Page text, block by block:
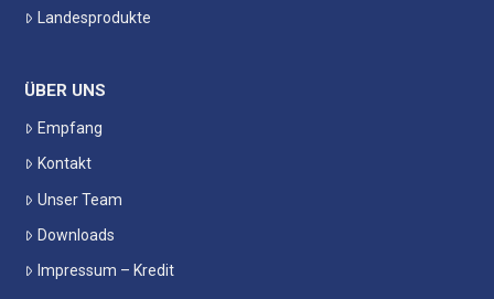
Landesprodukte
ÜBER UNS
Empfang
Kontakt
Unser Team
Downloads
Impressum – Kredit